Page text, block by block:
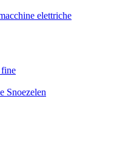
elettriche
Snoezelen